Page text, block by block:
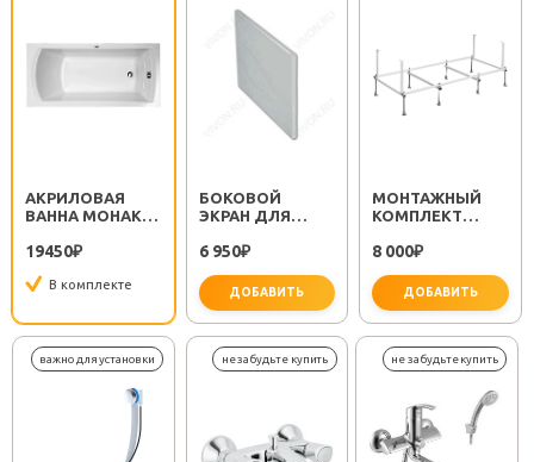
АКРИЛОВАЯ
ВАННА МОНАКО
19450₽
В комплекте
БОКОВОЙ
ЭКРАН ДЛЯ
70 L
6 950₽
ДОБАВИТЬ
МОНТАЖНЫЙ
КОМПЛЕКТ
ТЕНЕРИФЕ 150
8 000₽
ДОБАВИТЬ